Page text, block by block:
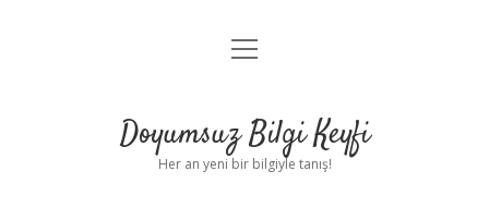
Anasayfa
Yasal Uyarı
menüyü
Doyumsuz Bilgi Keyfi
Her an yeni bir bilgiyle tanış!